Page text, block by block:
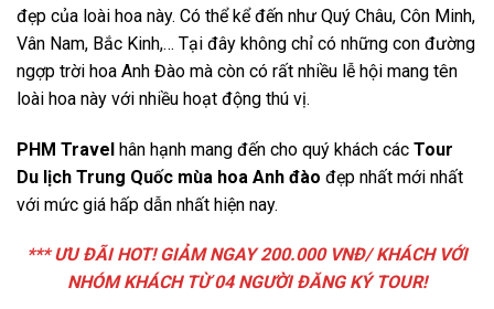
đẹp của loài hoa này. Có thể kể đến như Quý Châu, Côn Minh,
Vân Nam, Bắc Kinh,… Tại đây không chỉ có những con đường
ngợp trời hoa Anh Đào mà còn có rất nhiều lễ hội mang tên
loài hoa này với nhiều hoạt động thú vị.
PHM Travel hân hạnh mang đến cho quý khách các Tour
Du lịch Trung Quốc mùa hoa Anh đào đẹp nhất mới nhất
với mức giá hấp dẫn nhất hiện nay.
*** ƯU ĐÃI HOT! GIẢM NGAY 200.000 VNĐ/ KHÁCH VỚI
NHÓM KHÁCH TỪ 04 NGƯỜI ĐĂNG KÝ TOUR!